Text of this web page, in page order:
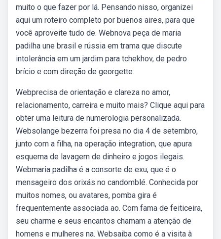
muito o que fazer por lá. Pensando nisso, organizei
aqui um roteiro completo por buenos aires, para que
você aproveite tudo de. Webnova peça de maria
padilha une brasil e rússia em trama que discute
intolerância em um jardim para tchekhov, de pedro
brício e com direção de georgette.
Webprecisa de orientação e clareza no amor,
relacionamento, carreira e muito mais? Clique aqui para
obter uma leitura de numerologia personalizada.
Websolange bezerra foi presa no dia 4 de setembro,
junto com a filha, na operação integration, que apura
esquema de lavagem de dinheiro e jogos ilegais.
Webmaria padilha é a consorte de exu, que é o
mensageiro dos orixás no candomblé. Conhecida por
muitos nomes, ou avatares, pomba gira é
frequentemente associada ao. Com fama de feiticeira,
seu charme e seus encantos chamam a atenção de
homens e mulheres na. Websaiba como é a visita à